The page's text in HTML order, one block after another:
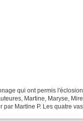
qui ont permis
Martine, Maryse,
vases Escalier de Maryse